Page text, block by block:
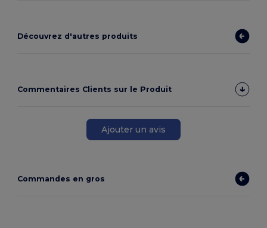
Découvrez d'autres produits
Commentaires Clients sur le Produit
Ajouter un avis
Commandes en gros